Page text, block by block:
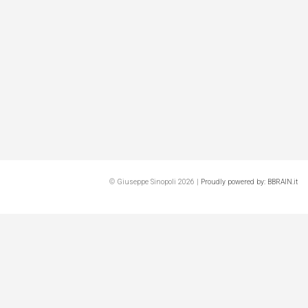
© Giuseppe Sinopoli 2026 | Proudly powered by: BBRAIN.it